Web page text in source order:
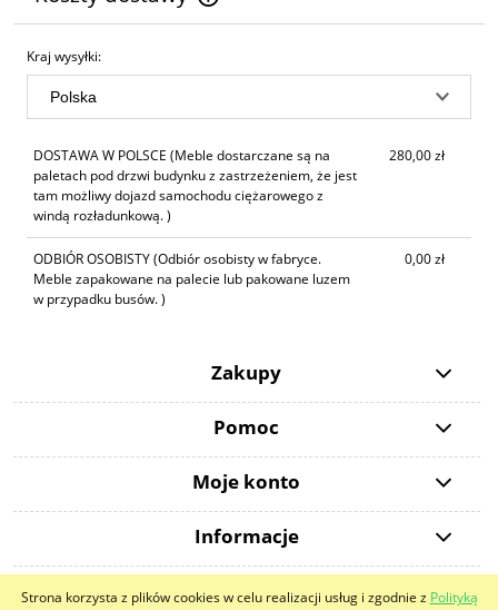
Strona korzysta z plików cookies w celu realizacji usług i zgodnie z Polityką
Cena nie zawiera ewentualnych kosztów płatności
Kraj wysyłki:
DOSTAWA W POLSCE (Meble dostarczane są na
paletach pod drzwi budynku z zastrzeżeniem, że jest
tam możliwy dojazd samochodu ciężarowego z
windą rozładunkową. )
280,00 zł
ODBIÓR OSOBISTY(Odbiór osobisty w fabryce.
Meble zapakowane na palecie lub pakowane luzem
w przypadku busów. )
0,00 zł
Zakupy
Pomoc
Moje konto
Informacje